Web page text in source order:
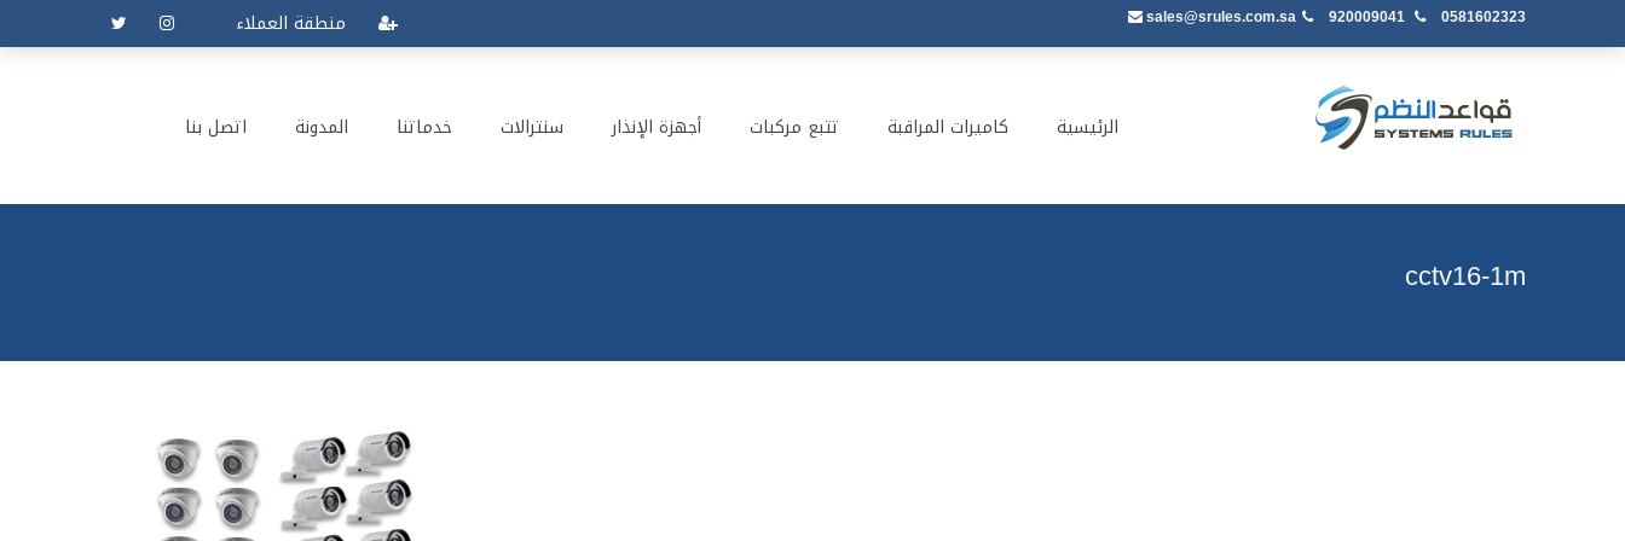
sales@srules.com.sa 920009041 0581602323 منطقة العملاء
الرئيسية كاميرات المراقبة تتبع مركبات أجهزة الإنذار سنترالات خدماتنا المدونة اتصل بنا
cctv16-1m